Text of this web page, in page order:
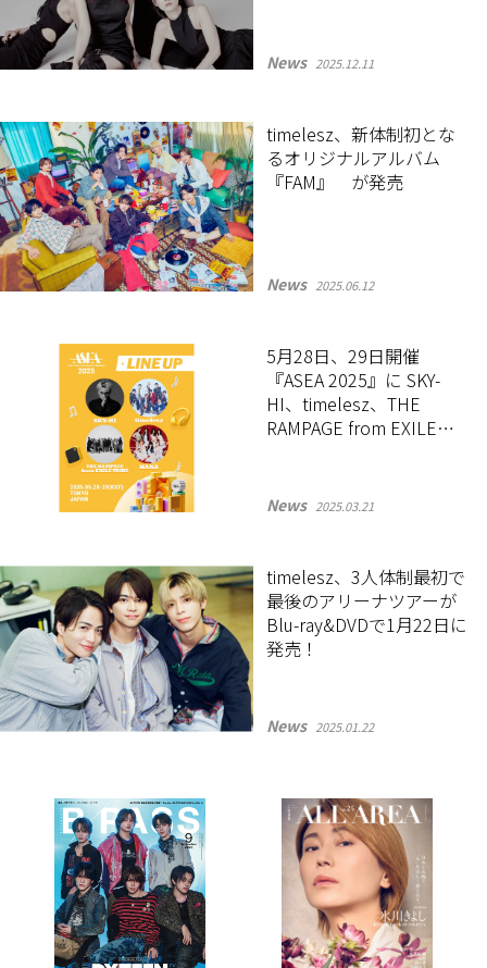
News 2025.12.11
timelesz、新体制初とな
るオリジナルアルバム
『FAM』 が発売
News 2025.06.12
5月28日、29日開催
『ASEA 2025』に SKY-
HI、timelesz、THE
RAMPAGE from EXILE
News 2025.03.21
timelesz、3人体制最初で
最後のアリーナツアーが
Blu-ray&DVDで1月22日に
発売！
News 2025.01.22